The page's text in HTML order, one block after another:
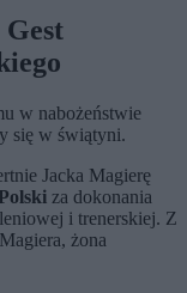
w nabożeństwie
się w świątyni.
Jacka Magierę
za dokonania
i trenerskiej. Z
żona